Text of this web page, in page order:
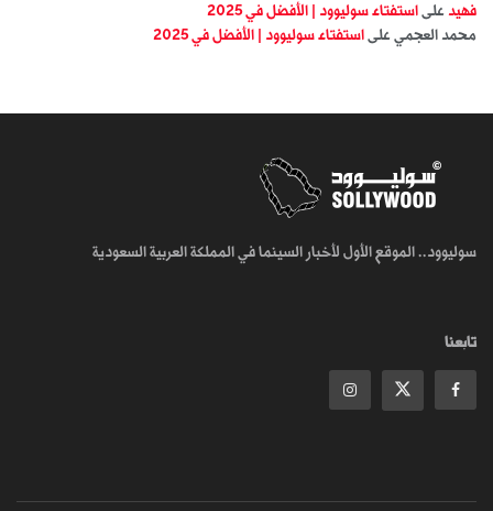
فهيد على استفتاء سوليوود | الأفضل في 2025
محمد العجمي على استفتاء سوليوود | الأفضل في 2025
سوليوود.. الموقع الأول لأخبار السينما في المملكة العربية السعودية
تابعنا